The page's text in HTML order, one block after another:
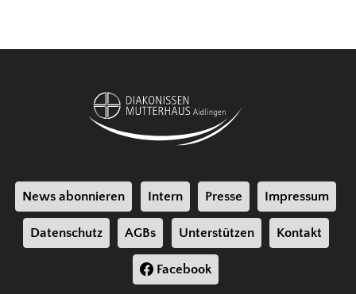
News abonnieren Intern Presse Impressum
Datenschutz AGBs Unterstützen Kontakt
Facebook